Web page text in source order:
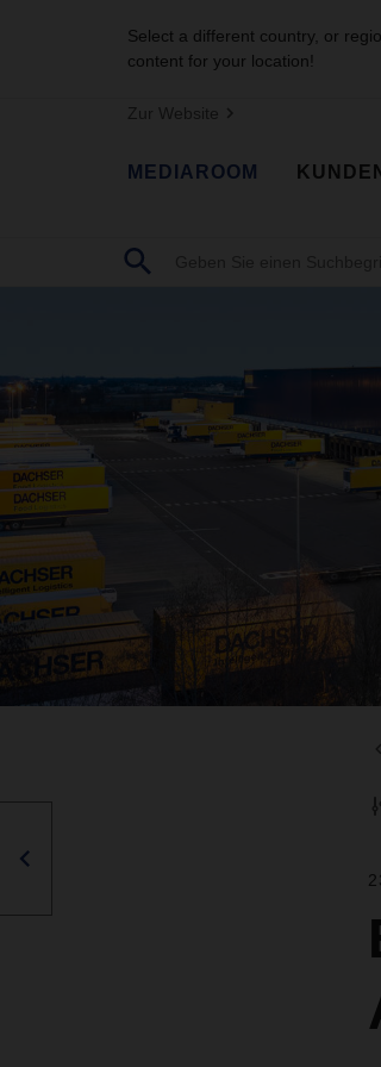
Select a different country, or
content for your location!
Zur Website
MEDIAROOM KUNDEN